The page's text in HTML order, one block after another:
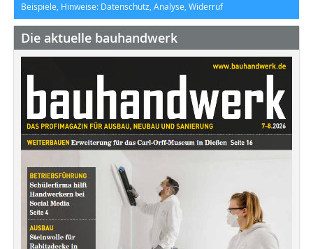
Beispiele, Hinweise: Datenschutz, Analyse, Widerruf
Die aktuelle bauhandwerk